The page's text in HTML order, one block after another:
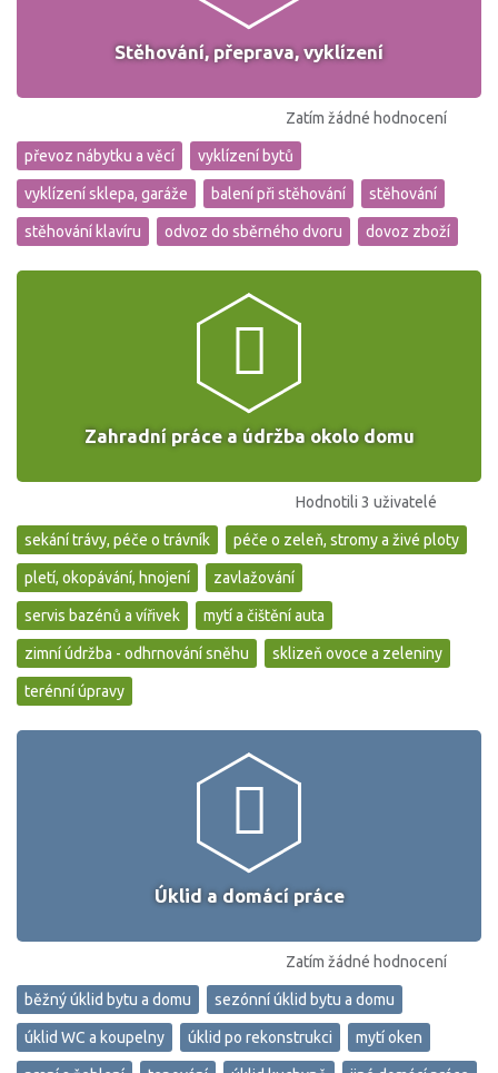
Stěhování, přeprava, vyklízení
Zatím žádné hodnocení
převoz nábytku a věcí vyklízení bytů
vyklízení sklepa, garáže balení při stěhování stěhování
stěhování klavíru odvoz do sběrného dvoru dovoz zboží
Zahradní práce a údržba okolo domu
Hodnotili 3 uživatelé
sekání trávy, péče o trávník péče o zeleň, stromy a živé ploty
pletí, okopávání, hnojení zavlažování
servis bazénů a vířivek mytí a čištění auta
zimní údržba - odhrnování sněhu sklizeň ovoce a zeleniny
terénní úpravy
Úklid a domácí práce
Zatím žádné hodnocení
běžný úklid bytu a domu sezónní úklid bytu a domu
úklid WC a koupelny úklid po rekonstrukci mytí oken